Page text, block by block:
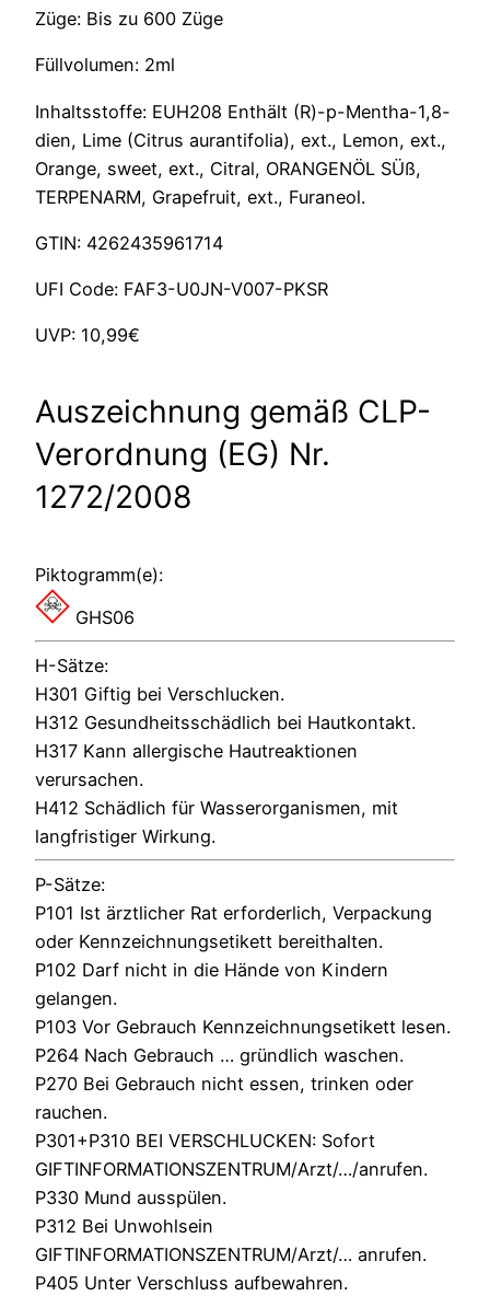
Züge: Bis zu 600 Züge
Füllvolumen: 2ml
Inhaltsstoffe: EUH208 Enthält (R)-p-Mentha-1,8-
dien, Lime (Citrus aurantifolia), ext., Lemon, ext.,
Orange, sweet, ext., Citral, ORANGENÖL SÜß,
TERPENARM, Grapefruit, ext., Furaneol.
GTIN: 4262435961714
UFI Code: FAF3-U0JN-V007-PKSR
UVP: 10,99€
Auszeichnung gemäß CLP-
Verordnung (EG) Nr.
1272/2008
Piktogramm(e):
GHS06
H-Sätze:
H301 Giftig bei Verschlucken.
H312 Gesundheitsschädlich bei Hautkontakt.
H317 Kann allergische Hautreaktionen
verursachen.
H412 Schädlich für Wasserorganismen, mit
langfristiger Wirkung.
P-Sätze:
P101 Ist ärztlicher Rat erforderlich, Verpackung
oder Kennzeichnungsetikett bereithalten.
P102 Darf nicht in die Hände von Kindern
gelangen.
P103 Vor Gebrauch Kennzeichnungsetikett lesen.
P264 Nach Gebrauch … gründlich waschen.
P270 Bei Gebrauch nicht essen, trinken oder
rauchen.
P301+P310 BEI VERSCHLUCKEN: Sofort
GIFTINFORMATIONSZENTRUM/Arzt/…/anrufen.
P330 Mund ausspülen.
P312 Bei Unwohlsein
GIFTINFORMATIONSZENTRUM/Arzt/… anrufen.
P405 Unter Verschluss aufbewahren.